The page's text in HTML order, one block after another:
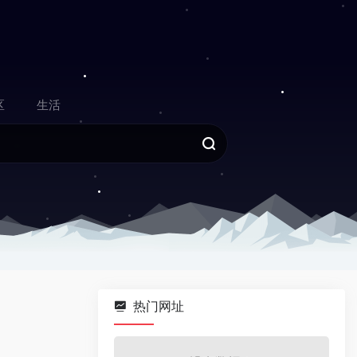
生活
热门网址